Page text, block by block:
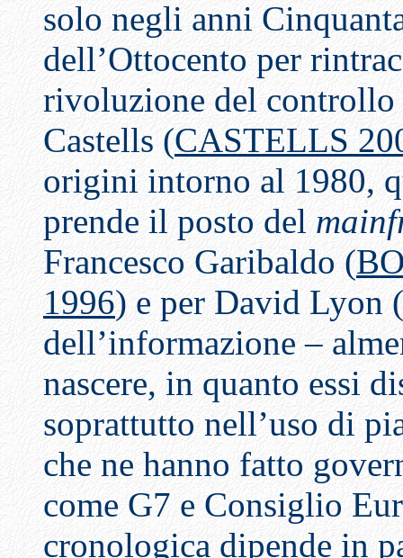
solo negli anni
dell’Ottocento per
rivoluzione del controllo
Castells (CASTELLS
origini intorno al 1980,
prende il posto del
Francesco Garibaldo (
1996) e per David Lyon (
dell’informazione –
nascere, in quanto essi
soprattutto nell’uso di
che ne hanno fatto
come G7 e Consiglio
cronologica dipende in